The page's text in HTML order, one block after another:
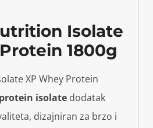
Isolate
1800g
XP Whey Protein
isolate dodatak
dizajniran za brzo i